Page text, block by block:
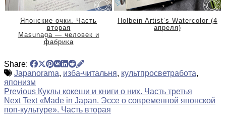
Японские очки. Часть
вторая
Masunaga — человек и
фабрика
Holbein Artist’s Watercolor (4
апреля)
Share:
Japanorama, изба-читальня, культпросветработа,
японизм
Previous Куклы кокеши и книги о них. Часть третья
Next Text«Made in Japan. Эссе о современной японской
поп-культуре». Часть вторая